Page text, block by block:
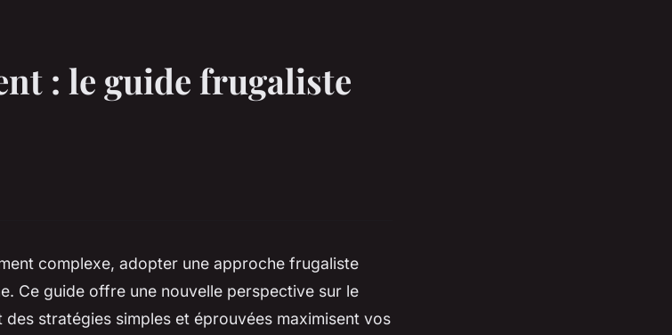
: le guide frugaliste
complexe, adopter une approche frugaliste
Ce guide offre une nouvelle perspective sur le
stratégies simples et éprouvées maximisent vos